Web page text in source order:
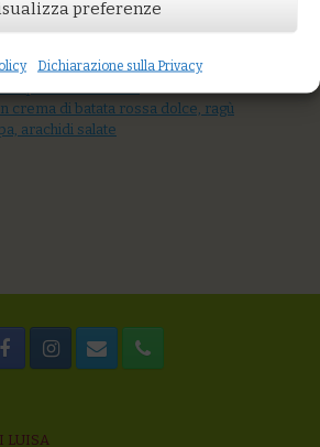
preferenze
Dichiarazione sulla Privacy
di mare
crema di batata rossa dolce, ragù
arachidi salate
LUISA